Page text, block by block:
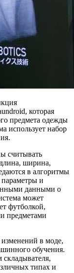
которая
предмета одежды
использует набор
считывать
ширина,
в алгоритмы
параметры и
данными о
может
футболкой,
предметами
изменений в моде,
обучения.
типах и